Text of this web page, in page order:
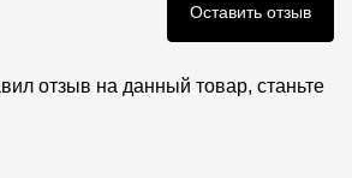
Оставить отзыв
отзыв на данный товар, станьте